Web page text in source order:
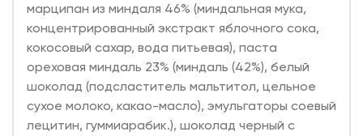
марципан из миндаля 46% (миндальная мука,
концентрированный экстракт яблочного сока,
кокосовый сахар, вода питьевая), паста
ореховая миндаль 23% (миндаль (42%), белый
шоколад (подсластитель мальтитол, цельное
сухое молоко, какао-масло), эмульгаторы соевый
лецитин, гуммиарабик.), шоколад черный с